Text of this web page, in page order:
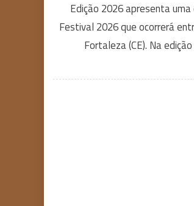
Edição 2026 apresenta
Festival 2026 que ocorrerá
Fortaleza (CE). Na